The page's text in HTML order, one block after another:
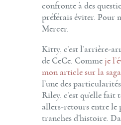
confronte à des
préférais éviter. Pour
Mercer.
Kitty, c’est l’arrière-
de CeCe. Comme je
mon article sur la
l’une des
Riley, c’est qu’elle fait
allers-retours entre le
tranches d’histoire.